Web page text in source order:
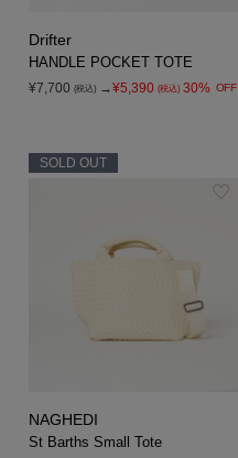
Drifter
HANDLE POCKET TOTE
¥7,700 (税込) →¥5,390 (税込) 30% OFF
SOLD OUT
NAGHEDI
St Barths Small Tote